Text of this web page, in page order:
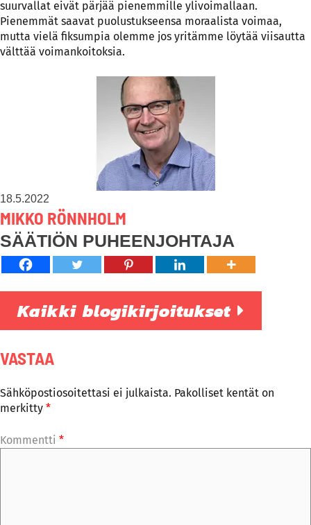
suurvallat eivät pärjää pienemmille ylivoimallaan.
Pienemmät saavat puolustukseensa moraalista voimaa,
mutta vielä fiksumpia olemme jos yritämme löytää viisautta
välttää voimankoitoksia.
18.5.2022
MIKKO RÖNNHOLM
SÄÄTIÖN PUHEENJOHTAJA
Kaikki blogikirjoitukset
VASTAA
Sähköpostiosoitettasi ei julkaista. Pakolliset kentät on
merkitty *
Kommentti *